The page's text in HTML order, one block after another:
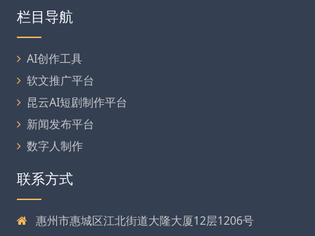
栏目导航
AI创作工具
软文推广平台
昆云AI短剧制作平台
新闻发布平台
数字人制作
联系方式
惠州市惠城区江北街道大隆大厦12层1206号